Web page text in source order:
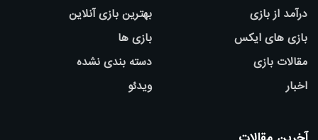
درآمد از بازی
بازی های ایکس
مقالات بازی
اخبار
بهترین بازی آنلاین
بازی ها
دسته بندی نشده
ویدئو